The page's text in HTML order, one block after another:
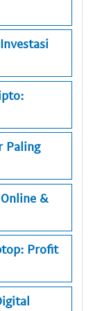
Paling
&
Profit